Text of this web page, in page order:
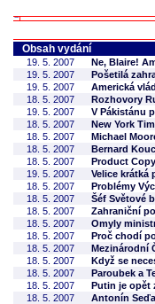
Obsah vydání
19. 5. 2007
Ne, Blaire!
19. 5. 2007
Pošetilá
19. 5. 2007
Americká
18. 5. 2007
Rozhovory
19. 5. 2007
V Pákistánu
18. 5. 2007
New York
18. 5. 2007
Michael
18. 5. 2007
Bernard
18. 5. 2007
Product
19. 5. 2007
Velice krátká
18. 5. 2007
Problémy
18. 5. 2007
Šéf Světové
18. 5. 2007
Zahraniční
18. 5. 2007
Omyly
18. 5. 2007
Proč chodí
18. 5. 2007
Mezinárodní
18. 5. 2007
Když se
18. 5. 2007
Paroubek a
18. 5. 2007
Putin je opět
18. 5. 2007
Antonín